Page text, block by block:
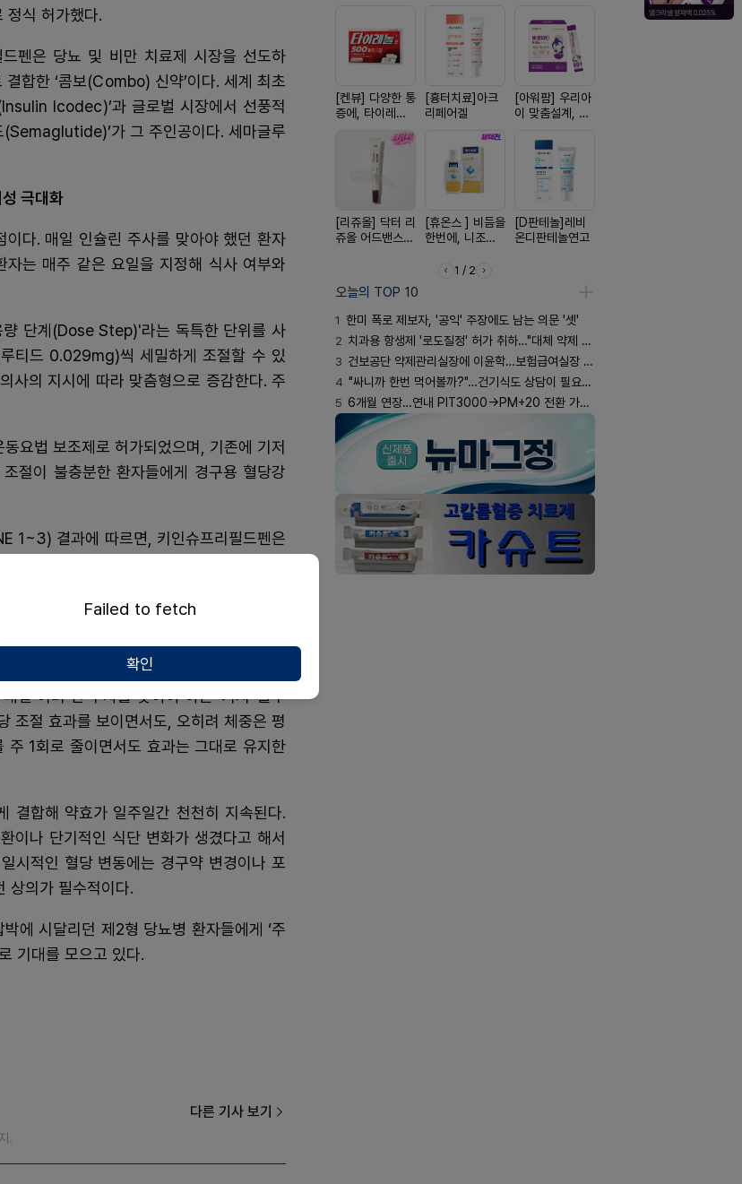
정식 허가했다.
드펜은 당뇨 및 비만 치료제 시장을 선도하
합한 ‘콤보(Combo) 신약’이다. 세계 최초
Icodec)’과 글로벌 시장에서 선풍적
(Semaglutide)’가 그 주인공이다. 세마글루
성 극대화
이다. 매일 인슐린 주사를 맞아야 했던 환자
는 매주 같은 요일을 지정해 식사 여부와
단계(Dose Step)'라는 독특한 단위를 사
티드 0.029mg)씩 세밀하게 조절할 수 있
사의 지시에 따라 맞춤형으로 증감한다. 주
요법 보조제로 허가되었으며, 기존에 기저
절이 불충분한 환자들에게 경구용 혈당강
1~3) 결과에 따르면, 키인슈프리필드펜은
였다.
1회 인슐린 아이코덱 단독 투여군 대비 당
체중 증가 없이 당화혈색소 7% 미만 목표
했다.
일 여러 번 주사를 맞아야 하는 ‘기저-볼루
조절 효과를 보이면서도, 오히려 체중은 평
1회로 줄이면서도 효과는 그대로 유지한
결합해 약효가 일주일간 천천히 지속된다.
이나 단기적인 식단 변화가 생겼다고 해서
시적인 혈당 변동에는 경구약 변경이나 포
상의가 필수적이다.
에 시달리던 제2형 당뇨병 환자들에게 ‘주
기대를 모으고 있다.
다른 기사 보기
.
[켄뷰] 다양한 통
증에, 타이레놀
[흉터치료]아크
리페어겔
[아워팜] 우리아
이 맞춤설계, 바
더베리맛
[리쥬올] 닥터 리
쥬올 어드밴스드
[휴온스 ] 비듬을
한번에, 니조랄
[D판테놀]레비
온디판테놀연고
1 / 2
오늘의 TOP 10
1 한미 폭로 제보자, '공익' 주장에도 남는 의문 '셋'
2 치과용 항생제 '로도질정' 허가 취하…"대체 약제 충분"
3 건보공단 약제관리실장에 이윤학…보험급여실장 윤유경
4 "싸니까 한번 먹어볼까?"…건기식도 상담이 필요한 이유
5 6개월 연장…연내 PIT3000→PM+20 전환 가능할까
Failed to fetch
확인